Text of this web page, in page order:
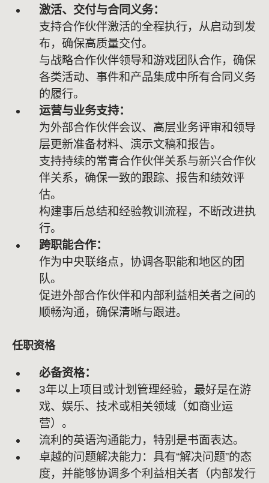
激活、交付与合同义务：
支持合作伙伴激活的全程执行，从启动到发
布，确保高质量交付。
与战略合作伙伴领导和游戏团队合作，确保
各类活动、事件和产品集成中所有合同义务
的履行。
运营与业务支持：
为外部合作伙伴会议、高层业务评审和领导
层更新准备材料、演示文稿和报告。
支持持续的常青合作伙伴关系与新兴合作伙
伴关系，确保一致的跟踪、报告和绩效评
估。
构建事后总结和经验教训流程，不断改进执
行。
跨职能合作：
作为中央联络点，协调各职能和地区的团
队。
促进外部合作伙伴和内部利益相关者之间的
顺畅沟通，确保清晰与跟进。
任职资格
必备资格：
3年以上项目或计划管理经验，最好是在游
戏、娱乐、技术或相关领域（如商业运
营）。
流利的英语沟通能力，特别是书面表达。
卓越的问题解决能力：具有“解决问题”的态
度，并能够协调多个利益相关者（内部发行